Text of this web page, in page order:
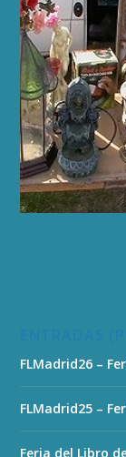
FLMadrid26 –
FLMadrid25 –
Feria del Libro